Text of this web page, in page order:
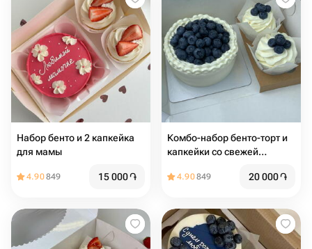
Набор бенто и 2 капкейка
для мамы
4.90849 15 000֏
Комбо-набор бенто-торт и
капкейки со свежей
сливочным кремом (2 шт)
4.90849 20 000֏